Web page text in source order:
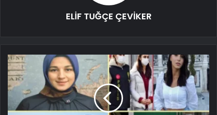
ELİF TUĞÇE ÇEVİKER